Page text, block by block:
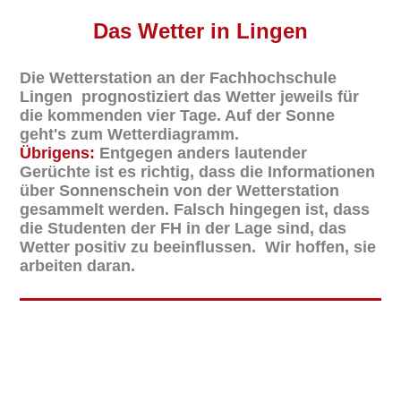
Das Wetter in Lingen
Die Wetterstation an der Fachhochschule
Lingen prognostiziert das Wetter jeweils für
die kommenden vier Tage. Auf der Sonne
geht's zum Wetterdiagramm.
Übrigens: Entgegen anders lautender
Gerüchte ist es richtig, dass die Informationen
über Sonnenschein von der Wetterstation
gesammelt werden. Falsch hingegen ist, dass
die Studenten der FH in der Lage sind, das
Wetter positiv zu beeinflussen. Wir hoffen, sie
arbeiten daran.